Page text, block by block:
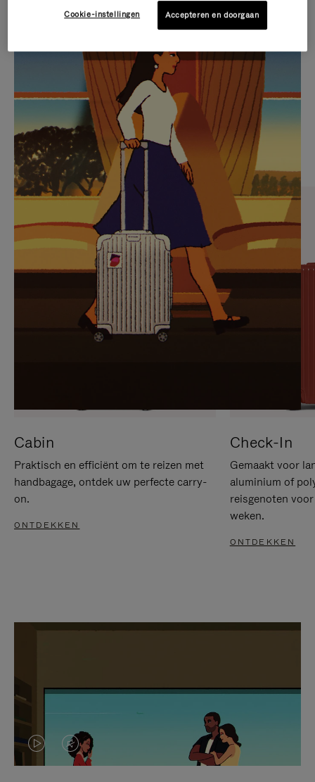
IS
NIET
GEPAUZEERD,
DRUK
OP
OM
TE
PAUZEREN
GELUID
VAN
DE
VIDEO
IS
UITGESCHAKELD.
DRUK
HIER
OM
HET
DEMPEN
OP
SELECTIE VAN GESCHENKEN
Ontdek de perfecte metgezel
voor elke reis
Cabin
Praktisch en efficiënt om te reizen met
handbagage, ontdek uw perfecte carry-
on.
ONTDEKKEN
Check-In
Gemaakt voor
aluminium of
reisgenoten
weken.
ONTDEKKEN
VIDEO
HET
Cookie-instellingen Accepteren en doorgaan